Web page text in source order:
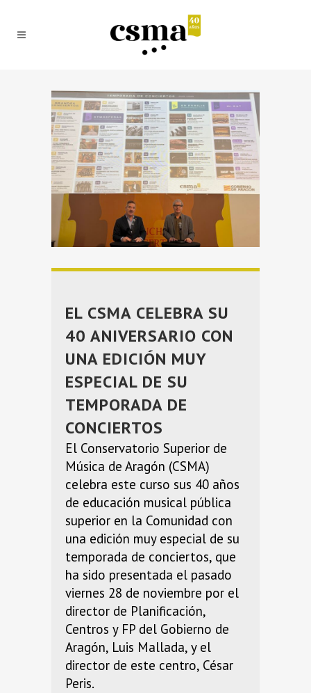
EL CSMA CELEBRA SU
40 ANIVERSARIO CON
UNA EDICIÓN MUY
ESPECIAL DE SU
TEMPORADA DE
CONCIERTOS
El Conservatorio Superior de
Música de Aragón (CSMA)
celebra este curso sus 40 años
de educación musical pública
superior en la Comunidad con
una edición muy especial de su
temporada de conciertos, que
ha sido presentada el pasado
viernes 28 de noviembre por el
director de Planificación,
Centros y FP del Gobierno de
Aragón, Luis Mallada, y el
director de este centro, César
Peris.